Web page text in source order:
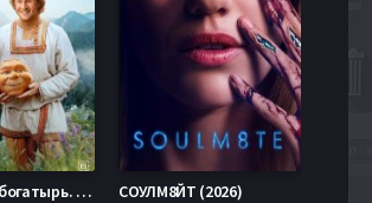
Последний богатырь. Колобок (2026) СОУЛМ8ЙТ (2026)